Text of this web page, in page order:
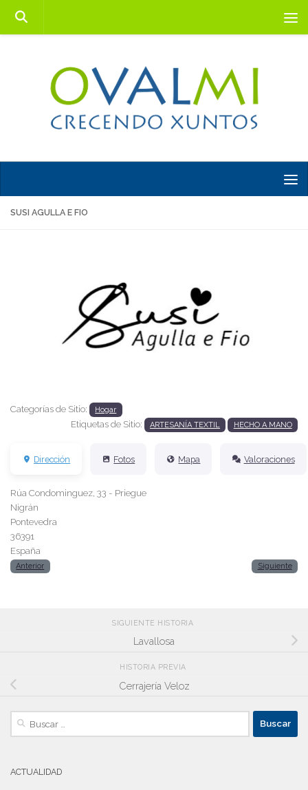
Saltar al contenido
SUSI AGULLA E FIO
Categorías de Sitio: Hogar
Etiquetas de Sitio: ARTESANÍA TEXTIL HECHO A MANO
Dirección Fotos Mapa Valoraciones
Rúa Condominguez, 33 - Priegue
Nigrán
Pontevedra
36391
España
Anterior Siguiente
SIGUIENTE HISTORIA
Lavallosa
HISTORIA PREVIA
Cerrajería Veloz
Buscar:
ACTUALIDAD